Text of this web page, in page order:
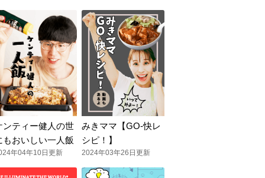
ンティー健人の世
もおいしい一人飯
年04年10日更新
みきママ【GO-快レ
シピ！】
2024年03年26日更新